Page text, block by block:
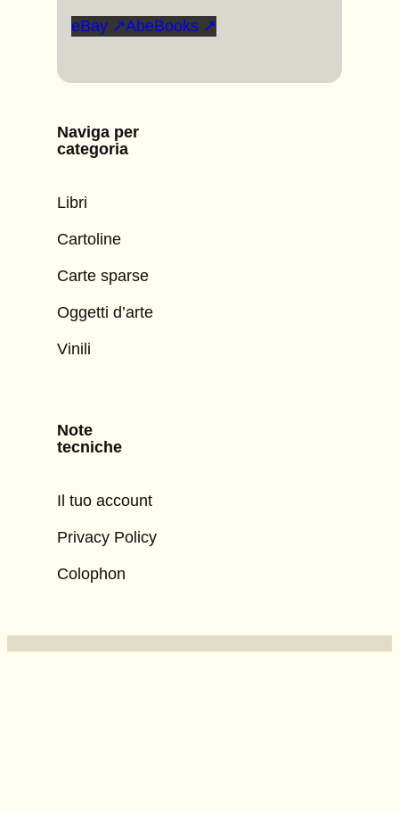
eBay ↗AbeBooks ↗
Naviga per
categoria
Libri
Cartoline
Carte sparse
Oggetti d’arte
Vinili
Note
tecniche
Il tuo account
Privacy Policy
Colophon